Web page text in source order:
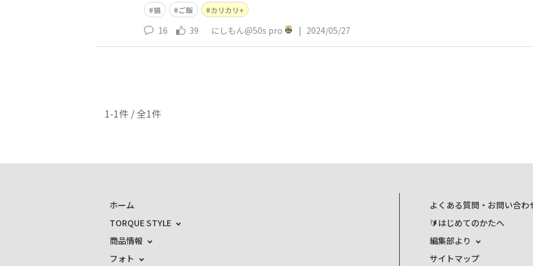
猫 ご飯 カリカリ+
16 39 にしもん@50s pro | 2024/05/27
1-1件 / 全1件
ホーム
TORQUE STYLE
商品情報
フォト
よくある質問・お問い合わ
🔰はじめてのかたへ
編集部より
サイトマップ